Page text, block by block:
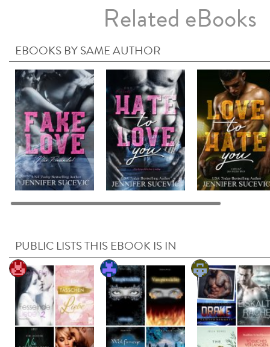
Related eBooks
EBOOKS BY SAME AUTHOR
PUBLIC LISTS THIS EBOOK IS IN